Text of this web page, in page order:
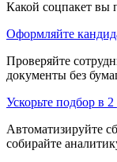
Какой соцпакет вы
Оформляйте
Проверяйте
документы без
Ускорьте подбор в
Автоматизируйте
собирайте